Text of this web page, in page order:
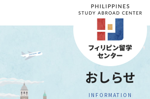
おしらせ
INFORMATION